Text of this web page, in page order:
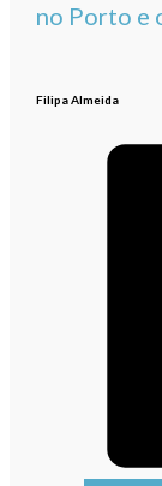
no Porto e
Filipa Almeida